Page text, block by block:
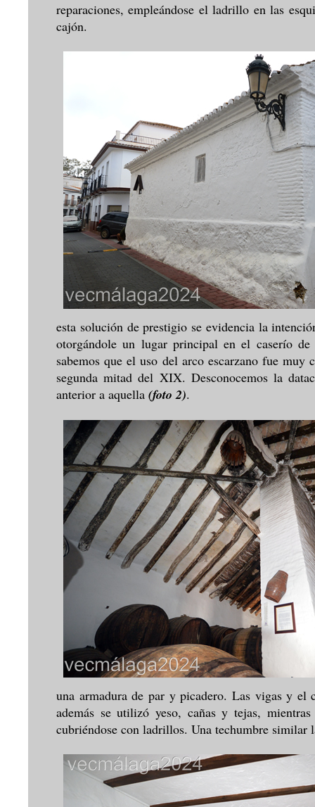
reparaciones, empleándose el ladrillo en las
cajón.
esta solución de prestigio se evidencia la
otorgándole un lugar principal en el caserío
sabemos que el uso del arco escarzano fue
segunda mitad del XIX. Desconocemos la
anterior a aquella (foto 2).
una armadura de par y picadero. Las vigas y el
además se utilizó yeso, cañas y tejas,
cubriéndose con ladrillos. Una techumbre similar